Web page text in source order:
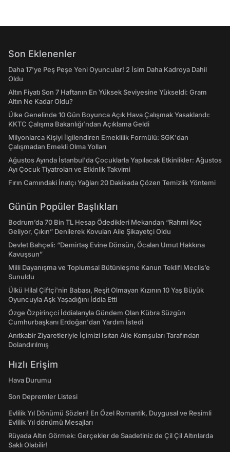
Son Eklenenler
Daha 17'ye Peş Peşe Yeni Oyuncular! 2 İsim Daha Kadroya Dahil
Oldu
Altın Fiyatı Son 7 Haftanın En Yüksek Seviyesine Yükseldi: Gram
Altın Ne Kadar Oldu?
Ülke Genelinde 10 Gün Boyunca Açık Hava Çalışmak Yasaklandı:
KKTC Çalışma Bakanlığı’ndan Açıklama Geldi
Milyonlarca Kişiyi İlgilendiren Emeklilik Formülü: SGK'dan
Çalışmadan Emekli Olma Yolları
Ağustos Ayında İstanbul'da Çocuklarla Yapılacak Etkinlikler: Ağustos
Ayı Çocuk Tiyatroları ve Etkinlik Takvimi
Fırın Camındaki İnatçı Yağları 20 Dakikada Çözen Temizlik Yöntemi
Günün Popüler Başlıkları
Bodrum’da 70 Bin TL Hesap Ödedikleri Mekandan “Rahmi Koç
Geliyor, Çıkın” Denilerek Kovulan Aile Şikayetçi Oldu
Devlet Bahçeli: “Demirtaş Evine Dönsün, Öcalan Umut Hakkına
Kavuşsun”
Milli Dayanışma ve Toplumsal Bütünleşme Kanun Teklifi Meclis’e
Sunuldu
Ülkü Hilal Çiftçi'nin Babası, Reşit Olmayan Kızının 10 Yaş Büyük
Oyuncuyla Aşk Yaşadığını İddia Etti
Özge Özpirinçci İddialarıyla Gündem Olan Kübra Süzgün
Cumhurbaşkanı Erdoğan'dan Yardım İstedi
Anıtkabir Ziyaretleriyle İçimizi Isıtan Aile Komşuları Tarafından
Dolandırılmış
Hızlı Erişim
Hava Durumu
Son Depremler Listesi
Evlilik Yıl Dönümü Sözleri! En Özel Romantik, Duygusal ve Resimli
Evlilik Yıl dönümü Mesajları
Rüyada Altın Görmek: Gerçekler de Saadetiniz de Çil Çil Altınlarda
Saklı Olabilir!